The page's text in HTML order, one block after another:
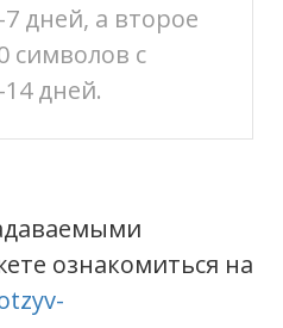
дней, а второе
символов с
дней.
ознакомиться на